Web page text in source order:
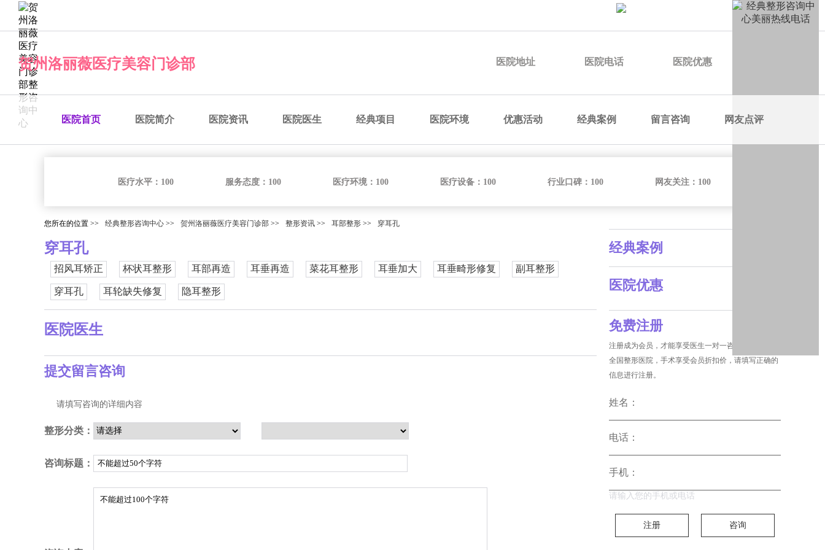
贺州洛丽薇医疗美容门诊部 医院地址 医院电话 医院优惠
医院首页 医院简介 医院资讯 医院医生 经典项目 医院环境 优惠活动 经典案例 留言咨询 网友点评
医疗水平： 100 服务态度： 100 医疗环境： 100 医疗设备： 100 行业口碑： 100 网友关注： 100
您所在的位置 >> 经典整形咨询中心 >> 贺州洛丽薇医疗美容门诊部 >> 整形资讯 >> 耳部整形 >> 穿耳孔
穿耳孔
招风耳矫正 杯状耳整形 耳部再造 耳垂再造 菜花耳整形 耳垂加大 耳垂畸形修复 副耳整形
穿耳孔 耳轮缺失修复 隐耳整形
医院医生
提交留言咨询
请填写咨询的详细内容
整形分类：
咨询标题：
经典案例
医院优惠
免费注册
注册成为会员，才能享受医生一对一咨询和没费预约
全国整形医院，手术享受会员折扣价，请填写正确的
信息进行注册。
姓名：
电话：
手机：
请输入您的手机或电话
注册 咨询